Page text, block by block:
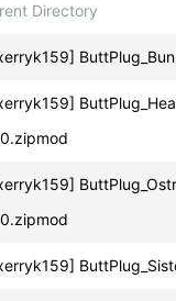
Directory